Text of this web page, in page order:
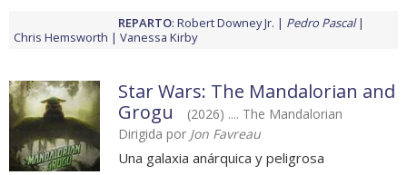
REPARTO: Robert Downey Jr.
Pedro Pascal
Chris Hemsworth
Vanessa Kirby
Star Wars: The Mandalorian and
Grogu
(2026) .... The Mandalorian
Dirigida por Jon Favreau
Una galaxia anárquica y peligrosa